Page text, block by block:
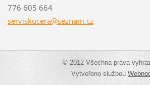
776 605 664
serviskucera@seznam.cz
© 2012 Všechna práva
Vytvořeno službou